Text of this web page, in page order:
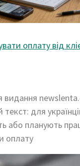
оплату від
видання
для
або планують
оплату